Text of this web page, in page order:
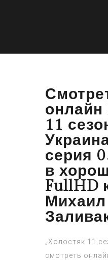
онлайн
11
серия
в
FullHD
Михаил
„Холостяк 11
смотреть